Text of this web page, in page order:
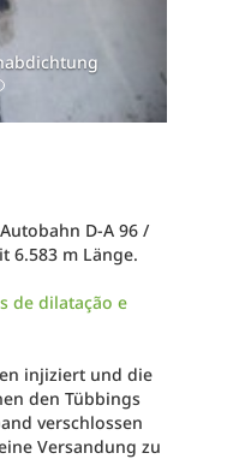
D-A 96 /
6.583 m Länge.
de dilatação e
injiziert und die
den Tübbings
verschlossen
Versandung zu